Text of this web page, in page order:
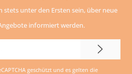
stets unter den Ersten sein, über neue
informiert werden.
geschützt und es gelten die